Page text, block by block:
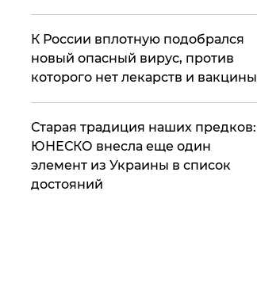
К России вплотную подобрался
новый опасный вирус, против
которого нет лекарств и вакцины
​Старая традиция наших предков:
ЮНЕСКО внесла еще один
элемент из Украины в список
достояний